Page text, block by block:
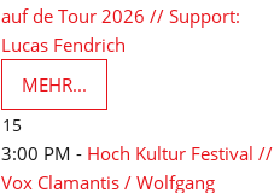
auf de Tour 2026 // Support:
Lucas Fendrich
MEHR...
15
3:00 PM - Hoch Kultur Festival //
Vox Clamantis / Wolfgang